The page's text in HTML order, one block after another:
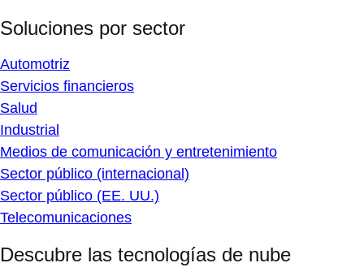
Soluciones por sector
Automotriz
Servicios financieros
Salud
Industrial
Medios de comunicación y entretenimiento
Sector público (internacional)
Sector público (EE. UU.)
Telecomunicaciones
Descubre las tecnologías de nube